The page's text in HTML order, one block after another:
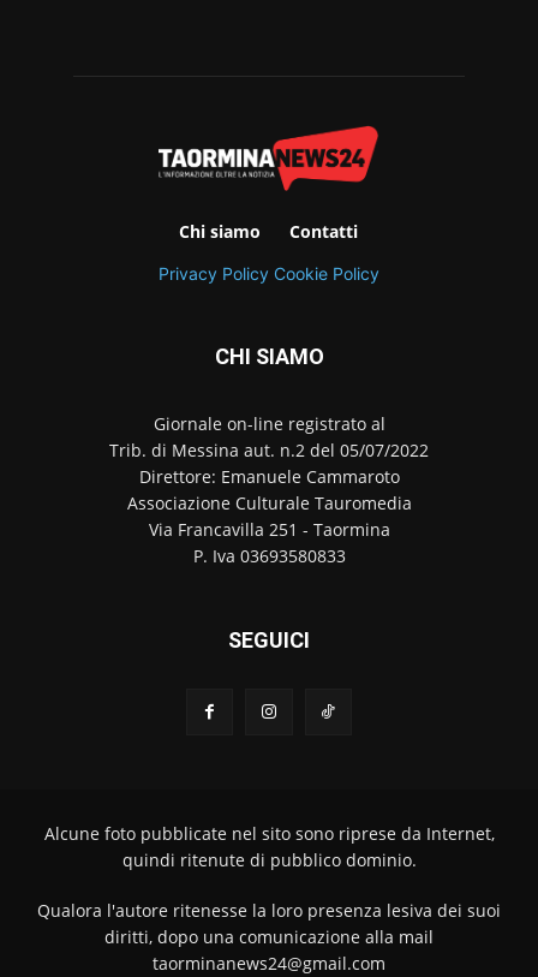
Chi siamo Contatti
Privacy Policy Cookie Policy
CHI SIAMO
Giornale on-line registrato al
Trib. di Messina aut. n.2 del 05/07/2022
Direttore: Emanuele Cammaroto
Associazione Culturale Tauromedia
Via Francavilla 251 - Taormina
P. Iva 03693580833
SEGUICI
Alcune foto pubblicate nel sito sono riprese da Internet,
quindi ritenute di pubblico dominio.
Qualora l'autore ritenesse la loro presenza lesiva dei suoi
diritti, dopo una comunicazione alla mail
taorminanews24@gmail.com